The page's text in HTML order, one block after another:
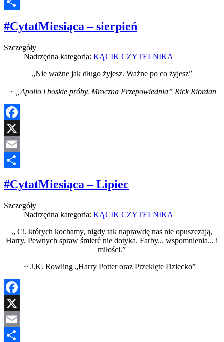
#CytatMiesiąca – sierpień
Szczegóły
Nadrzędna kategoria: KĄCIK CZYTELNIKA
„Nie ważne jak długo żyjesz. Ważne po co żyjesz”
~ „Apollo i boskie próby. Mroczna Przepowiednia” Rick Riordan
Facebook
X
Email
#CytatMiesiąca – Lipiec
Szczegóły
Nadrzędna kategoria: KĄCIK CZYTELNIKA
„ Ci, których kochamy, nigdy tak naprawdę nas nie opuszczają,
Harry. Pewnych spraw śmierć nie dotyka. Farby... wspomnienia... i
miłości.”
~ J.K. Rowling „Harry Potter oraz Przeklęte Dziecko”
Facebook
X
Email